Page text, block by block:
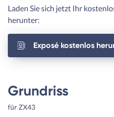
Laden Sie sich jetzt Ihr
herunter:
Exposé kostenlos
Grundriss
für ZX43